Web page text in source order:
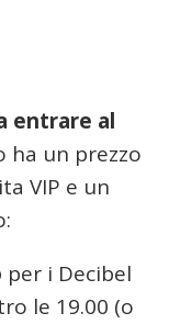
entrare al
ha un prezzo
VIP e un
per i Decibel
le 19.00 (o